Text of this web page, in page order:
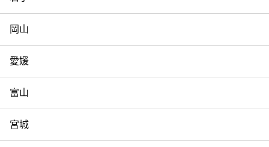
岡山
愛媛
富山
宮城